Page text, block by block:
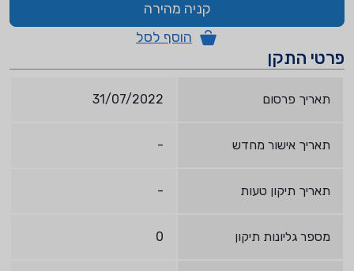
קניה מהירה
הוסף לסל
פרטי התקן
תאריך פרסום 31/07/2022
תאריך אישור מחדש -
תאריך תיקון טעות -
מספר גליונות תיקון 0